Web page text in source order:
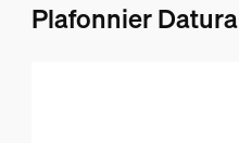
Plafonnier Datura